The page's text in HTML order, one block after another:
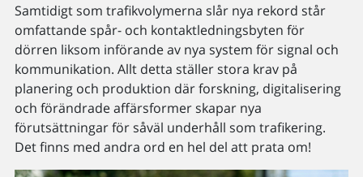
Samtidigt som trafikvolymerna slår nya rekord står
omfattande spår- och kontaktledningsbyten för
dörren liksom införande av nya system för signal och
kommunikation. Allt detta ställer stora krav på
planering och produktion där forskning, digitalisering
och förändrade affärsformer skapar nya
förutsättningar för såväl underhåll som trafikering.
Det finns med andra ord en hel del att prata om!